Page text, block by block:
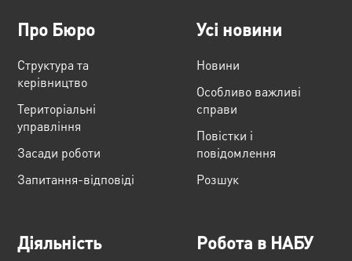
Про Бюро
Структура та
керівництво
Територіальні
управління
Засади роботи
Запитання-відповіді
Усі новини
Новини
Особливо важливі
справи
Повістки і
повідомлення
Розшук
Діяльність Робота в НАБУ